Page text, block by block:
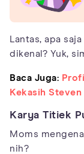
Lantas, apa
dikenal? Yuk,
Baca Juga:
Kekasih
Karya Titiek
Moms
nih?